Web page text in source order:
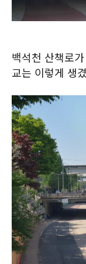
백석천 산책로
교는 이렇게 생